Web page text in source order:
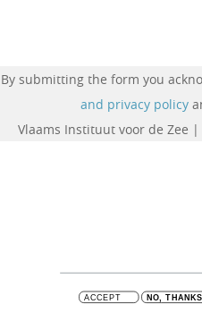
By submitting the form you
and privacy policy
Vlaams Instituut voor de Zee
ACCEPT NO, THANKS